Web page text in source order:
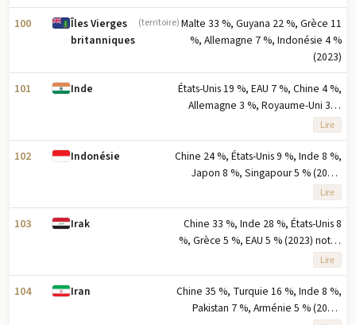
100
Îles Vierges
britanniques
(territoire) Malte 33 %, Guyana 22 %, Grèce 11
%, Allemagne 7 %, Indonésie 4 %
(2023)
101 Inde
États-Unis 19 %, EAU 7 %, Chine 4 %,
Allemagne 3 %, Royaume-Uni 3 %
(2023) note : cinq premiers
partenaires à l'exportation basés sur
le pourcentage des exportations
Lire
102 Indonésie
Chine 24 %, États-Unis 9 %, Inde 8 %,
Japon 8 %, Singapour 5 % (2023)
note : cinq principaux partenaires à
l'exportation basés sur le
pourcentage des exportations
Lire
103 Irak
Chine 33 %, Inde 28 %, États-Unis 8
%, Grèce 5 %, EAU 5 % (2023) note :
cinq principaux partenaires à
l'exportation basés sur le
pourcentage des exportations
Lire
104 Iran
Chine 35 %, Turquie 16 %, Inde 8 %,
Pakistan 7 %, Arménie 5 % (2023)